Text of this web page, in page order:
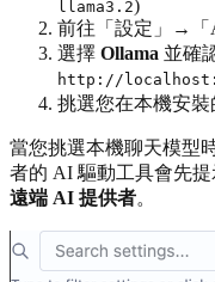
llama3.2)
前往「設定」→「
選擇 Ollama 並確
http://
挑選您在本機安裝
當您挑選本機聊天模型
者的 AI 驅動工具會先
遠端 AI 提供者。